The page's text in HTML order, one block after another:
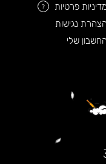
מדיניות פרטיות
?
הצהרת נגישות
החשבון שלי